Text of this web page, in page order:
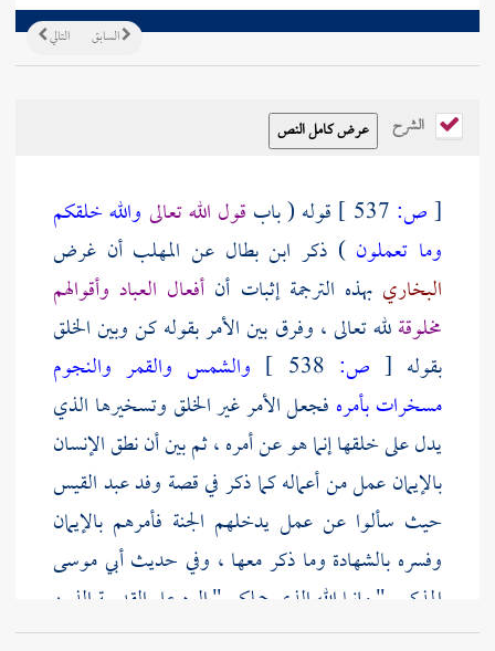
التالي السابق
الشرح
[ص: قوله ( باب قول الله تعالى والله خلقكم
وما تعملون) ذكر ابن بطال عن المهلبأن غرض
البخاريبهذه الترجمة إثبات أن أفعال العباد وأقوالهم
مخلوقةلله تعالى ، وفرق بين الأمر بقوله كن وبين الخلق
بقوله [ ص:
والشمس والقمر والنجوم
مسخرات بأمره فجعل الأمر غير الخلق وتسخيرها الذي
يدل على خلقها إنما هو عن أمره ، ثم بين أن نطق الإنسان
بالإيمان عمل من أعماله كما ذكر في قصة وفدعبد القيس
حيث سألوا عن عمل يدخلهم الجنة فأمرهم بالإيمان
وفسره بالشهادة وما ذكر معها ، وفي حديثأبي موسى
المذكور " وإنما الله الذي حملكم " الرد على القدريةالذين
يزعمون أنهم يخلقون أعمالهم .